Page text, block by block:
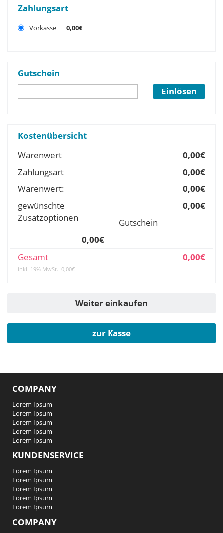
Zahlungsart
Vorkasse 0,00€
Gutschein
Einlösen
Kostenübersicht
Warenwert
0,00€
Zahlungsart
0,00€
Warenwert:
0,00€
gewünschte
Zusatzoptionen
0,00€
Gutschein
0,00€
Gesamt
0,00€
inkl. 19% MwSt.=0,00€
Weiter einkaufen
zur Kasse
COMPANY
Lorem Ipsum
Lorem Ipsum
Lorem Ipsum
Lorem Ipsum
Lorem Ipsum
KUNDENSERVICE
Lorem Ipsum
Lorem Ipsum
Lorem Ipsum
Lorem Ipsum
Lorem Ipsum
COMPANY